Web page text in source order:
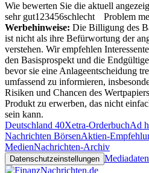
Wie bewerten Sie die aktuell
sehr gut1 23456schlecht
Problem
Werbehinweise: Die Billigung des
ist nicht als ihre Befürwortung der
verstehen. Wir empfehlen
den Basisprospekt und die
bevor sie eine Anlageentscheidung
umfassend zu informieren,
Risiken und Chancen des
Produkt zu erwerben, das nicht
sein kann.
Deutschland 40Xetra-OrderbuchAd
Nachrichten BörsenAktien-
MedienNachrichten-Archiv
Datenschutzeinstellungen Mediadaten